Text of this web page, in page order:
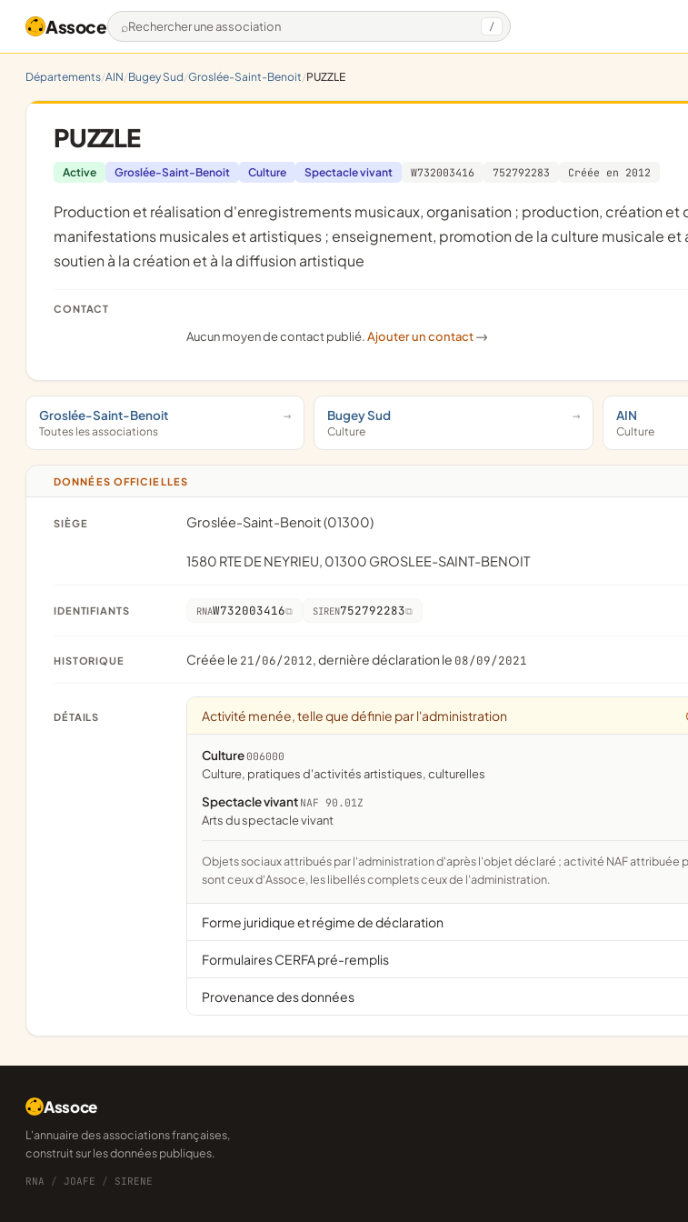
Assoce Rechercher une association /
Départements AIN Bugey Sud Groslée-Saint-Benoit PUZZLE
PUZZLE
Active Groslée-Saint-Benoit Culture Spectacle vivant W732003416 752792283 Créée en 2012
production et réalisation d'enregistrements musicaux, organisation ; production, création et diffusion de diverses
manifestations musicales et artistiques ; enseignement, promotion de la culture musicale et
soutien à la création et à la diffusion artistique
CONTACT
Aucun moyen de contact publié.Ajouter un contact ->
Groslée-Saint-Benoit
Toutes les associations
Bugey Sud
Culture
AIN
Culture
DONNÉES OFFICIELLES
SIÈGE Groslée-Saint-Benoit (01300)
1580 RTE DE NEYRIEU, 01300 GROSLEE-SAINT-BENOIT
IDENTIFIANTS RNAW732003416 SIREN752792283
HISTORIQUE Créée le 21/06/2012, dernière déclaration le 08/09/2021
DÉTAILS Activité menée, telle que définie par l'administration
Culture 006000
culture, pratiques d'activités artistiques, culturelles
Spectacle vivant NAF 90.01Z
Arts du spectacle vivant
Objets sociaux attribués par l'administration d'après l'objet déclaré ; activité NAF attribuée par l'INSEE. Les noms courts
sont ceux d'Assoce, les libellés complets ceux de l'administration.
Forme juridique et régime de déclaration
Formulaires CERFA pré-remplis
Provenance des données
Assoce
L'annuaire des associations françaises,
construit sur les données publiques.
RNA / JOAFE / SIRENE